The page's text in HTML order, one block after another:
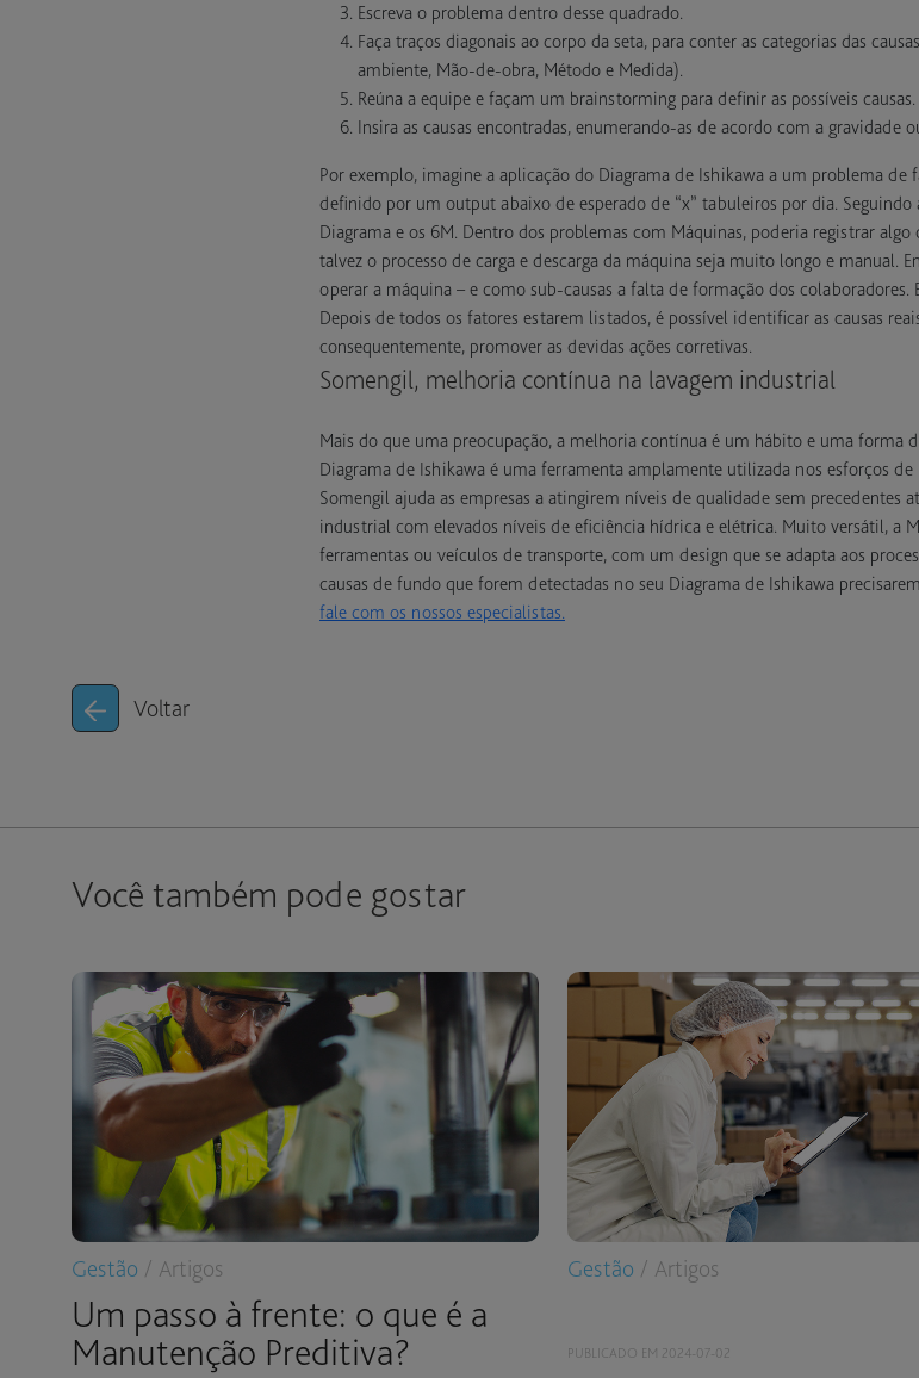
Escreva o problema dentro desse quadrado.
Faça traços diagonais ao corpo da seta, para conter as categorias das
ambiente, Mão-de-obra, Método e Medida).
Reúna a equipe e façam um brainstorming para definir as possíveis causas.
Insira as causas encontradas, enumerando-as de acordo com a gravidade
Por exemplo, imagine a aplicação do Diagrama de Ishikawa a um problema de
definido por um output abaixo de esperado de “x” tabuleiros por dia.
Diagrama e os 6M. Dentro dos problemas com Máquinas, poderia registrar
talvez o processo de carga e descarga da máquina seja muito longo e manual.
operar a máquina – e como sub-causas a falta de formação dos
Depois de todos os fatores estarem listados, é possível identificar as causas
consequentemente, promover as devidas ações corretivas.
Somengil, melhoria contínua na lavagem industrial
Mais do que uma preocupação, a melhoria contínua é um hábito e uma forma
Diagrama de Ishikawa é uma ferramenta amplamente utilizada nos esforços
Somengil ajuda as empresas a atingirem níveis de qualidade sem precedentes
industrial com elevados níveis de eficiência hídrica e elétrica. Muito versátil, a
ferramentas ou veículos de transporte, com um design que se adapta aos
causas de fundo que forem detectadas no seu Diagrama de Ishikawa
fale com os nossos especialistas.
Voltar
Você também pode gostar
Gestão / Artigos
Um passo à frente: o que é a
Manutenção Preditiva?
Gestão / Artigos
PUBLICADO EM 2024-07-02